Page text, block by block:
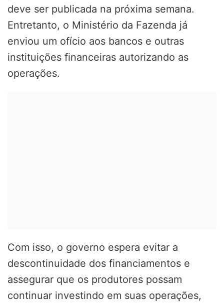
deve ser publicada na próxima semana.
Entretanto, o Ministério da Fazenda já
enviou um ofício aos bancos e outras
instituições financeiras autorizando as
operações.
Com isso, o governo espera evitar a
descontinuidade dos financiamentos e
assegurar que os produtores possam
continuar investindo em suas operações,